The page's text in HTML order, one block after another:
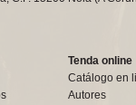
Tenda online
Catálogo en
Autores